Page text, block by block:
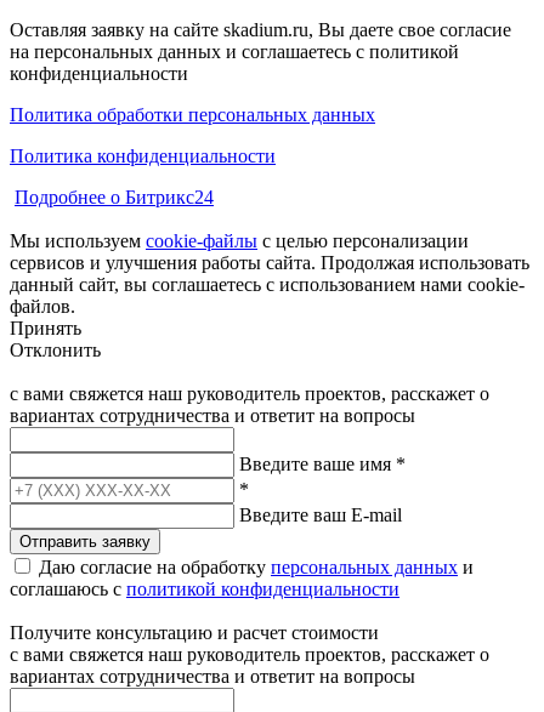
Оставляя заявку на сайте skadium.ru, Вы даете свое согласие
на персональных данных и соглашаетесь c политикой
конфиденциальности
Политика обработки персональных данных
Политика конфиденциальности
Подробнее о Битрикс24
Мы используем cookie-файлы с целью персонализации
сервисов и улучшения работы сайта. Продолжая использовать
данный сайт, вы соглашаетесь с использованием нами cookie-
файлов.
Принять
Отклонить
с вами свяжется наш руководитель проектов, расскажет о
вариантах сотрудничества и ответит на вопросы
Введите ваше имя *
*
Введите ваш E-mail
Отправить заявку
Даю согласие на обработку персональных данных и
соглашаюсь с политикой конфиденциальности
Получите консультацию и расчет стоимости
с вами свяжется наш руководитель проектов, расскажет о
вариантах сотрудничества и ответит на вопросы